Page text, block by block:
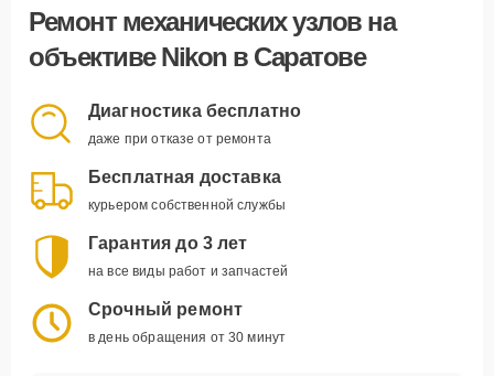
Ремонт механических узловна
объективе Nikon в Саратове
Диагностика бесплатно
даже при отказе от ремонта
Бесплатная доставка
курьером собственной службы
Гарантия до 3 лет
на все виды работ и запчастей
Срочный ремонт
в день обращения от 30 минут